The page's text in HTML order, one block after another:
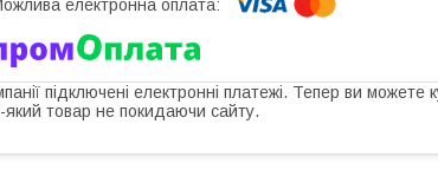
підключені електронні платежі. Тепер ви можете
який товар не покидаючи сайту.